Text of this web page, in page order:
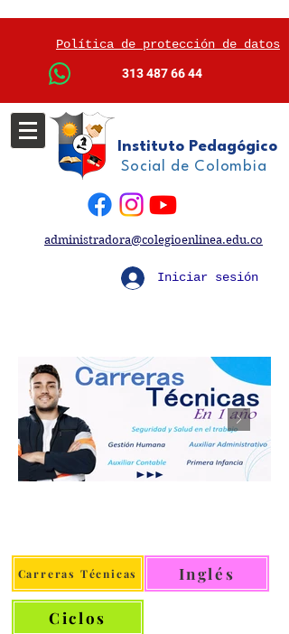
Política de protección de datos
313 487 66 44
Instituto Pedagógico
Social de Colombia
administradora@colegioenlinea.edu.co
Iniciar sesión
Carreras Técnicas Inglés
Ciclos